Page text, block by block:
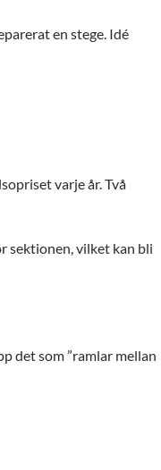
en stege. Idé
varje år. Två
sektionen, vilket kan bli
det som ”ramlar mellan